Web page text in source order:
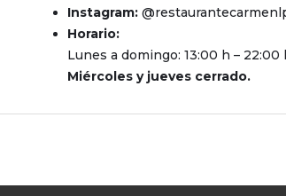
Instagram:
Horario:
Lunes a domingo: 13:00 h – 22:00
Miércoles y jueves cerrado.